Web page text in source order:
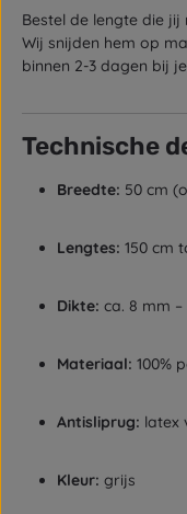
Bestel de lengte die jij
Wij snijden hem op
binnen 2-3 dagen bij
Technische
Breedte: 50 cm
Lengtes: 150 cm
Dikte: ca. 8 mm
Materiaal: 100%
Antisliprug: latex
Kleur: grijs